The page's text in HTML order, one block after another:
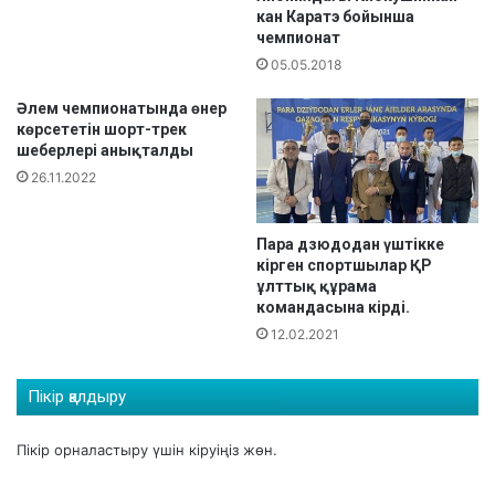
н
и
р
д
а
п
и
о
н
е
а
кан Каратэ бойынша
чемпионат
05.05.2018
Әлем чемпионатында өнер
көрсететін шорт-трек
шеберлері анықталды
26.11.2022
Пара дзюдодан үштікке
кірген спортшылар ҚР
ұлттық құрама
командасына кірді.
12.02.2021
Пікір қалдыру
Пікір орналастыру үшін кіруіңіз жөн.